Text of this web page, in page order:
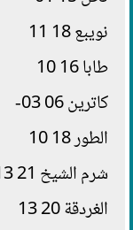
نويبع 18 11
طابا 16 10
كاترين 06 03-
الطور 18 10
شرم الشيخ 21 13
الغردقة 20 13